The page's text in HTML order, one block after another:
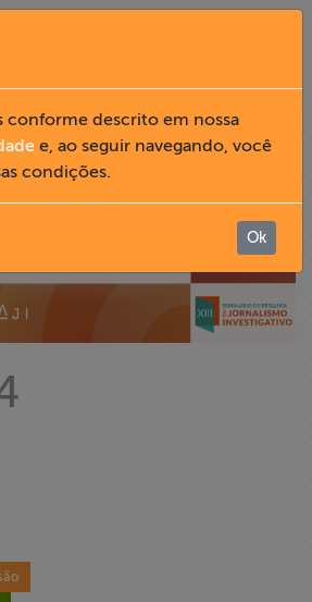
conforme descrito em nossa
e, ao seguir navegando, você
condições.
Ok